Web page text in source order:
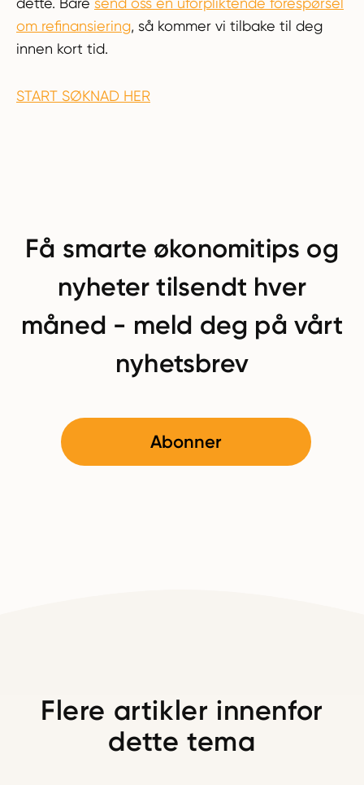
om refinansiering, så kommer vi tilbake til deg
innen kort tid.
START SØKNAD HER
Få smarte økonomitips og
nyheter tilsendt hver
måned - meld deg på vårt
nyhetsbrev
Abonner
Flere artikler innenfor
dette tema